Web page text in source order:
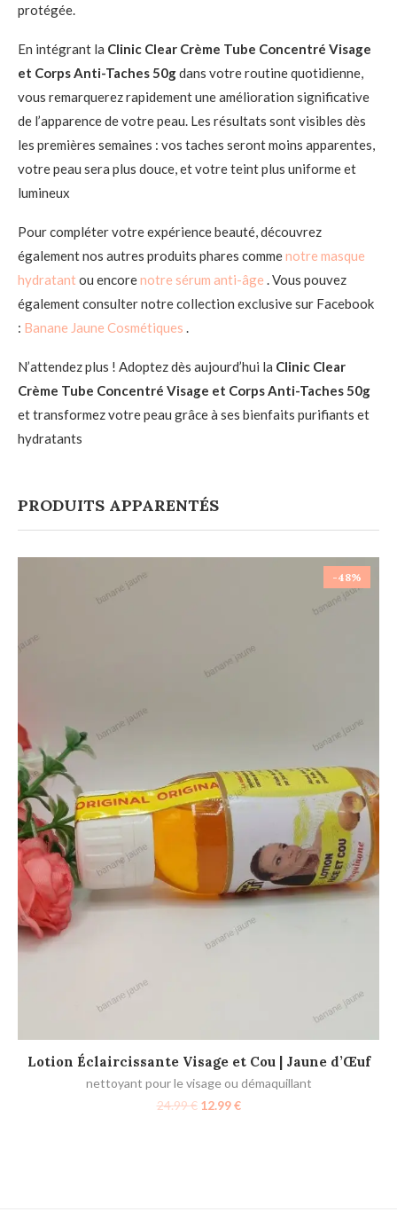
protégée.
En intégrant la Clinic Clear Crème Tube Concentré Visage
et Corps Anti-Taches 50gdans votre routine quotidienne,
vous remarquerez rapidement une amélioration significative
de l’apparence de votre peau. Les résultats sont visibles dès
les premières semaines : vos taches seront moins apparentes,
votre peau sera plus douce, et votre teint plus uniforme et
lumineux
Pour compléter votre expérience beauté, découvrez
également nos autres produits phares commenotre masque
hydratantou encorenotre sérum anti-âge . Vous pouvez
également consulter notre collection exclusive sur Facebook
: Banane Jaune Cosmétiques .
N’attendez plus ! Adoptez dès aujourd’hui la Clinic Clear
Crème Tube Concentré Visage et Corps Anti-Taches 50g
et transformez votre peau grâce à ses bienfaits purifiants et
hydratants
PRODUITS APPARENTÉS
-48%
AJOUTER AU PANIER
Lotion Éclaircissante Visage et Cou | Jaune d’Œuf
nettoyant pour le visage ou démaquillant
24.99€ 12.99€